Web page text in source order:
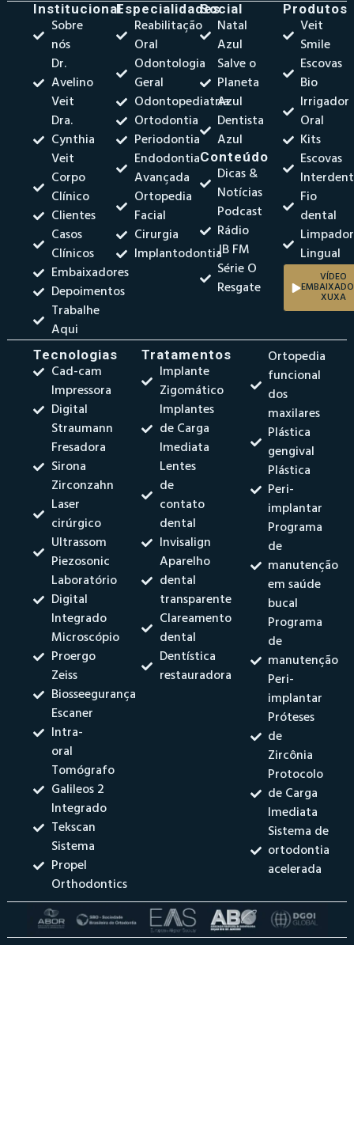
Institucional
Sobre
nós
Dr.
Avelino
Veit
Dra.
Cynthia
Veit
Corpo
Clínico
Clientes
Casos
Clínicos
Embaixadores
Depoimentos
Trabalhe
Aqui
Especialidades
Reabilitação
Oral
Odontologia
Geral
Odontopediatria
Ortodontia
Periodontia
Endodontia
Avançada
Ortopedia
Facial
Cirurgia
Implantodontia
Social
Natal
Azul
Salve o
Planeta
Azul
Dentista
Azul
Conteúdo
Dicas &
Notícias
Podcast
Rádio
JB FM
Série O
Resgate
Produtos
Veit
Smile
Escovas
Bio
Irrigador
Oral
Kits
Escovas
Fio
dental
Limpador
Lingual
VÍDEO
XUXA
Tecnologias
Cad-cam
Impressora
Digital
Straumann
Fresadora
Sirona
Zirconzahn
Laser
cirúrgico
Ultrassom
Piezosonic
Laboratório
Digital
Integrado
Microscópio
Proergo
Zeiss
Biosseegurança
Escaner
Intra-
oral
Tomógrafo
Galileos 2
Integrado
Tekscan
Sistema
Propel
Orthodontics
Tratamentos
Implante
Zigomático
Implantes
de Carga
Imediata
Lentes
de
contato
dental
Invisalign
Aparelho
dental
transparente
Clareamento
dental
Dentística
restauradora
Ortopedia
funcional
dos
maxilares
Plástica
gengival
Plástica
Peri-
implantar
Programa
de
manutenção
em saúde
bucal
Programa
de
manutenção
Peri-
implantar
Próteses
de
Zircônia
Protocolo
de Carga
Imediata
Sistema de
ortodontia
acelerada